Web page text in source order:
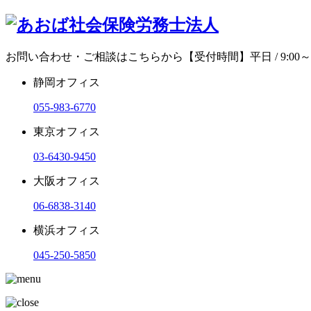
お問い合わせ・ご相談はこちらから 【受付時間】平日 / 9:00
静岡オフィス
055-983-6770
東京オフィス
03-6430-9450
大阪オフィス
06-6838-3140
横浜オフィス
045-250-5850